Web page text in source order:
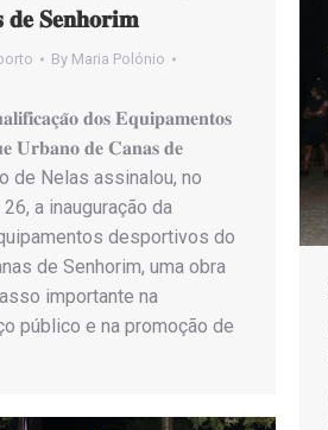
𝐝𝐞 𝐒𝐞𝐧𝐡𝐨𝐫𝐢𝐦
By Maria Polónio
𝐝𝐨𝐬 𝐄𝐪𝐮𝐢𝐩𝐚𝐦𝐞𝐧𝐭𝐨𝐬
𝐔𝐫𝐛𝐚𝐧𝐨 𝐝𝐞 𝐂𝐚𝐧𝐚𝐬 𝐝𝐞
de Nelas assinalou, no
a inauguração da
desportivos do
de Senhorim, uma obra
importante na
público e na promoção de